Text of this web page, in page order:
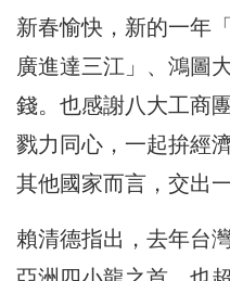
新春愉快，新的一年
廣進達三江」、鴻圖
錢。也感謝八大工商
戮力同心，一起拚經
其他國家而言，交出
賴清德指出，去年台